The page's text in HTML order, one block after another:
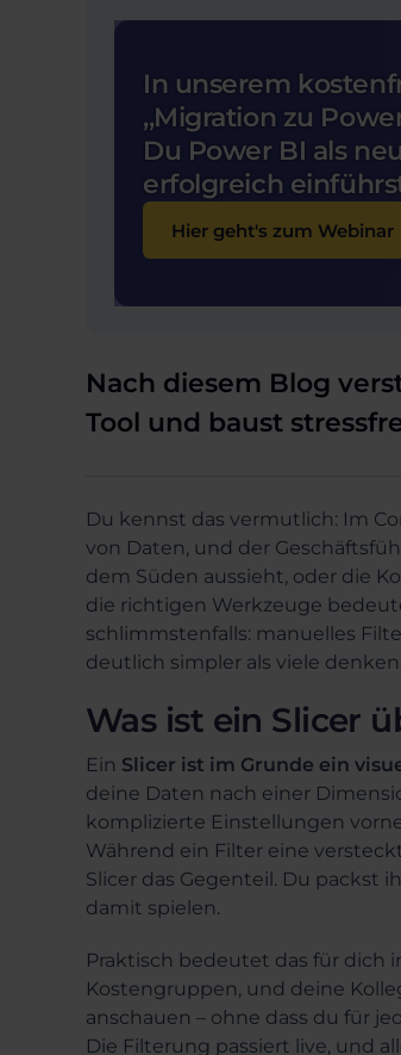
In unserem
,,Migration zu
Du Power BI als
erfolgreich
Hier geht's zum Webinar
Nach diesem Blog
Tool und baust
Du kennst das vermutlich: Im
von Daten, und der
dem Süden aussieht, oder die
die richtigen Werkzeuge
schlimmstenfalls: manuelles
deutlich simpler als viele denken.
Was ist ein Slicer
Ein Slicer ist im Grunde ein
deine Daten nach einer
komplizierte Einstellungen
Während ein Filter eine
Slicer das Gegenteil. Du packst
damit spielen.
Praktisch bedeutet das für dich
Kostengruppen, und deine
anschauen – ohne dass du für
Die Filterung passiert live, und